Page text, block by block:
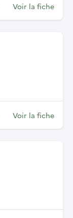
Voir la fiche
Voir la fiche